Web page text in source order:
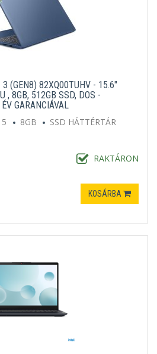
3 (GEN8) 82XQ00TUHV - 15.6"
, 8GB, 512GB SSD, DOS -
GARANCIÁVAL
8GB
SSD HÁTTÉRTÁR
RAKTÁRON
KOSÁRBA